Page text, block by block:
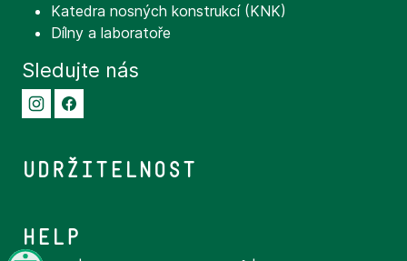
Katedra nosných konstrukcí (KNK)
Dílny a laboratoře
Sledujte nás
Udržitelnost
Help